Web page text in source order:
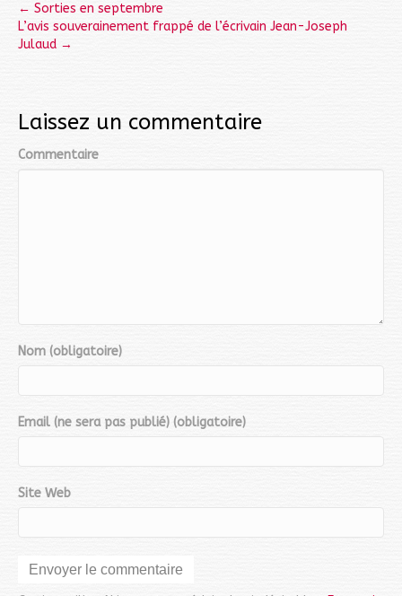
← Sorties en septembre
L’avis souverainement frappé de l’écrivain Jean-Joseph
Julaud →
Laissez un commentaire
Commentaire
Nom (obligatoire)
Email (ne sera pas publié) (obligatoire)
Site Web